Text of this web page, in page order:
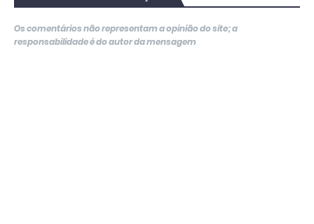
Os comentários não representam a opinião do site; a
responsabilidade é do autor da mensagem